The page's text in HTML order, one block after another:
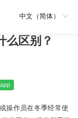
中文（简体）
么区别？
操作员在冬季经常使